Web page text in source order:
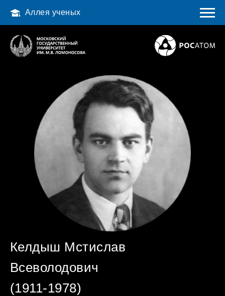
Аллея ученых
Келдыш Мстислав
Всеволодович
(1911-1978)